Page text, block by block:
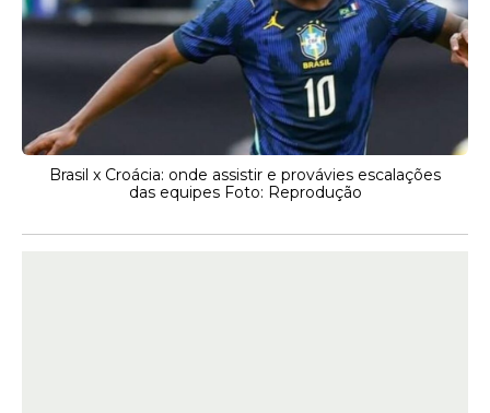
Brasil x Croácia: onde assistir e provávies escalações
das equipes Foto: Reprodução